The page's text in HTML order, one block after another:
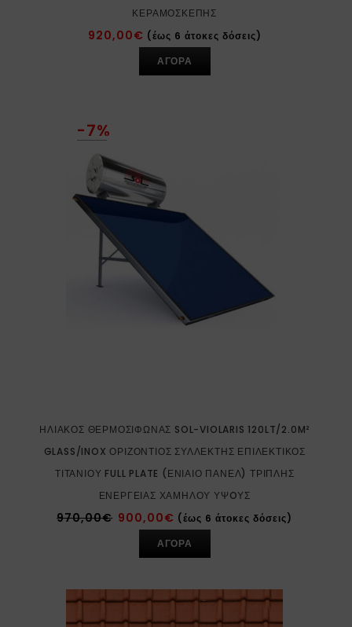
ΚΕΡΑΜΟΣΚΕΠΉΣ
920,00€ (έως 6 άτοκες δόσεις)
ΑΓΟΡΑ
-7%
ΗΛΙΑΚΌΣ ΘΕΡΜΟΣΊΦΩΝΑΣ SOL-VIOLARIS 120LT/2.0M²
GLASS/INOX ΟΡΙΖΌΝΤΙΟΣ ΣΥΛΛΈΚΤΗΣ ΕΠΙΛΕΚΤΙΚΌΣ
ΤΙΤΑΝΊΟΥ FULL PLATE (ΕΝΙΑΊΟ ΠΆΝΕΛ) ΤΡΙΠΛΉΣ
ΕΝΈΡΓΕΙΑΣ ΧΑΜΗΛΟΎ ΎΨOΥΣ
970,00€ 900,00€ (έως 6 άτοκες δόσεις)
ΑΓΟΡΑ